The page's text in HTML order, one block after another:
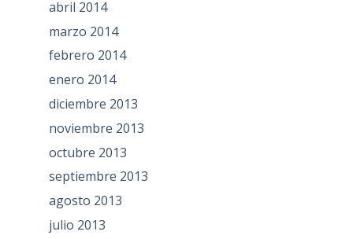
abril 2014
marzo 2014
febrero 2014
enero 2014
diciembre 2013
noviembre 2013
octubre 2013
septiembre 2013
agosto 2013
julio 2013